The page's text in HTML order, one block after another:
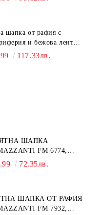
шапка от рафия с
и бежова лента
| Натурален
117.33лв.
ШАПКА
FM 6774,
ЖЪЛТО ЦВЕТЕ
72.35лв.
ШАПКА ОТ РАФИЯ
FM 7932,